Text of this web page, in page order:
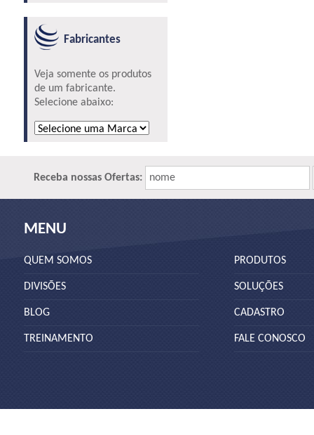
Fabricantes
Veja somente os produtos
de um fabricante.
Selecione abaixo:
Receba nossas Ofertas: nome
MENU
QUEM SOMOS
DIVISÕES
BLOG
TREINAMENTO
PRODUTOS
SOLUÇÕES
CADASTRO
FALE CONOSCO